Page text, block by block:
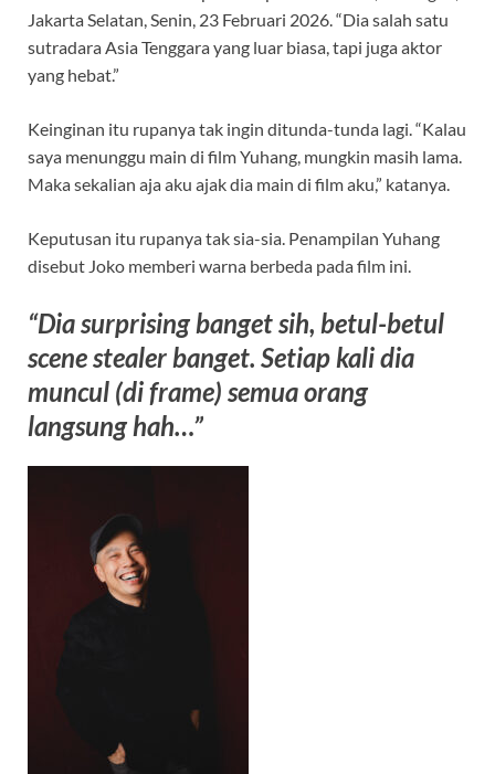
Jakarta Selatan, Senin, 23 Februari 2026. “Dia salah satu
sutradara Asia Tenggara yang luar biasa, tapi juga aktor
yang hebat.”
Keinginan itu rupanya tak ingin ditunda-tunda lagi. “Kalau
saya menunggu main di film Yuhang, mungkin masih lama.
Maka sekalian aja aku ajak dia main di film aku,” katanya.
Keputusan itu rupanya tak sia-sia. Penampilan Yuhang
disebut Joko memberi warna berbeda pada film ini.
“Dia surprising banget sih, betul-betul
scene stealer banget. Setiap kali dia
muncul (di frame) semua orang
langsung hah…”